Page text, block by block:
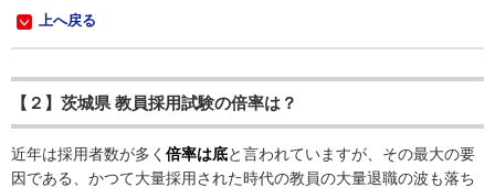
上へ戻る
【２】茨城県 教員採用試験の倍率は？
近年は採用者数が多く 倍率は底と言われていますが、その最大の要
因である、かつて大量採用された時代の教員の大量退職の波も落ち